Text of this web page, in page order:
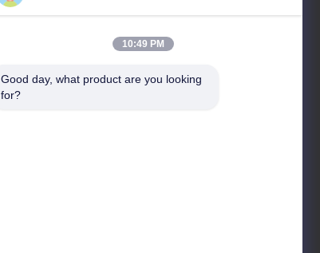
ไม่19, ถนนเลวคุน, จังหวัดนันชา, กวางโจว, จีน
ที่อยู่โรงงาน
ไม่19, ถนนเลวคุน, จังหวัดนันชา, กวางโจว, จีน
10:49 PM
Good day, what product are you looking
for?